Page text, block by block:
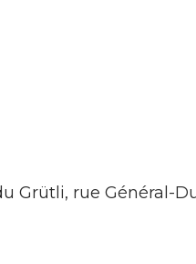
Grütli, rue Général-